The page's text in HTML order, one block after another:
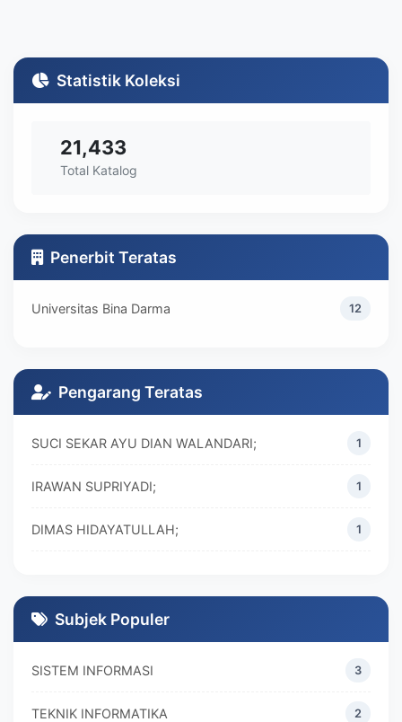
Statistik Koleksi
21,433
Total Katalog
Penerbit Teratas
Universitas Bina Darma 12
Pengarang Teratas
SUCI SEKAR AYU DIAN WALANDARI; 1
IRAWAN SUPRIYADI; 1
DIMAS HIDAYATULLAH; 1
DIVA MARISKA;
Subjek Populer
SISTEM INFORMASI 3
TEKNIK INFORMATIKA 2